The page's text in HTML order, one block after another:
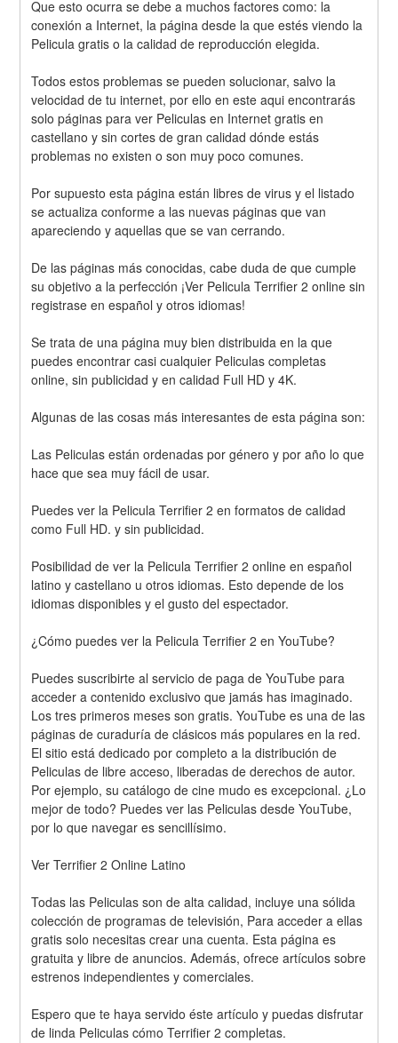
Que esto ocurra se debe a muchos factores como: la
conexión a Internet, la página desde la que estés viendo la
Pelicula gratis o la calidad de reproducción elegida.
Todos estos problemas se pueden solucionar, salvo la
velocidad de tu internet, por ello en este aqui encontrarás
solo páginas para ver Peliculas en Internet gratis en
castellano y sin cortes de gran calidad dónde estás
problemas no existen o son muy poco comunes.
Por supuesto esta página están libres de virus y el listado
se actualiza conforme a las nuevas páginas que van
apareciendo y aquellas que se van cerrando.
De las páginas más conocidas, cabe duda de que cumple
su objetivo a la perfección ¡Ver Pelicula Terrifier 2 online sin
registrase en español y otros idiomas!
Se trata de una página muy bien distribuida en la que
puedes encontrar casi cualquier Peliculas completas
online, sin publicidad y en calidad Full HD y 4K.
Algunas de las cosas más interesantes de esta página son:
Las Peliculas están ordenadas por género y por año lo que
hace que sea muy fácil de usar.
Puedes ver la Pelicula Terrifier 2 en formatos de calidad
como Full HD. y sin publicidad.
Posibilidad de ver la Pelicula Terrifier 2 online en español
latino y castellano u otros idiomas. Esto depende de los
idiomas disponibles y el gusto del espectador.
¿Cómo puedes ver la Pelicula Terrifier 2 en YouTube?
Puedes suscribirte al servicio de paga de YouTube para
acceder a contenido exclusivo que jamás has imaginado.
Los tres primeros meses son gratis. YouTube es una de las
páginas de curaduría de clásicos más populares en la red.
El sitio está dedicado por completo a la distribución de
Peliculas de libre acceso, liberadas de derechos de autor.
Por ejemplo, su catálogo de cine mudo es excepcional. ¿Lo
mejor de todo? Puedes ver las Peliculas desde YouTube,
por lo que navegar es sencillísimo.
Ver Terrifier 2 Online Latino
Todas las Peliculas son de alta calidad, incluye una sólida
colección de programas de televisión, Para acceder a ellas
gratis solo necesitas crear una cuenta. Esta página es
gratuita y libre de anuncios. Además, ofrece artículos sobre
estrenos independientes y comerciales.
Espero que te haya servido éste artículo y puedas disfrutar
de linda Peliculas cómo Terrifier 2 completas.